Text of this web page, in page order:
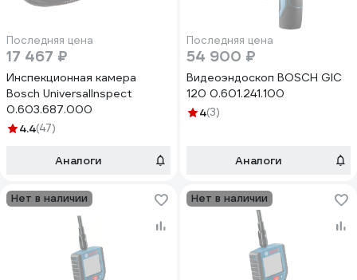
Последняя цена
17 467 ₽
Инспекционная камера
Bosch UniversalInspect
0.603.687.000
4.4(47)
Аналоги
Последняя цена
54 900 ₽
Видеоэндоскоп BOSCH GIC
120 0.601.241.100
4(3)
Аналоги
Нет в наличии Нет в наличии